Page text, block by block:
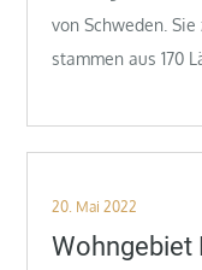
von Schweden. Sie
stammen aus 170
Posted
on
20. Mai 2022
Wohngebiet